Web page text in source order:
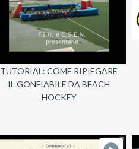
TUTORIAL: COME RIPIEGARE
IL GONFIABILE DA BEACH
HOCKEY